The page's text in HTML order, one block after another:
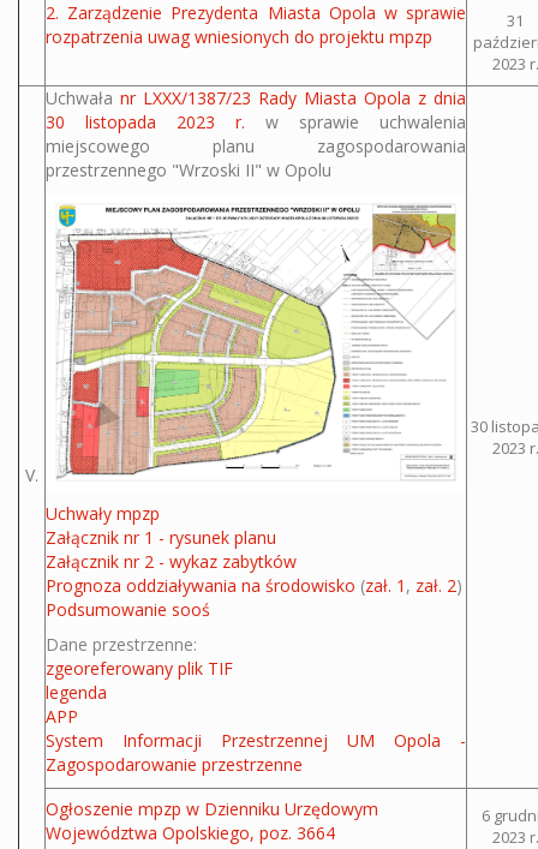
2. Zarządzenie Prezydenta Miasta Opola w sprawie
rozpatrzenia uwag wniesionych do projektu mpzp
31
2023 r.
V.
Uchwała nr LXXX/1387/23 Rady Miasta Opola z dnia
30 listopada 2023 r. w sprawie uchwalenia
miejscowego planu zagospodarowania
przestrzennego "Wrzoski II" w Opolu
Uchwały mpzp
Załącznik nr 1 - rysunek planu
Załącznik nr 2 - wykaz zabytków
Prognoza oddziaływania na środowisko (zał. 1 , zał. 2)
Podsumowanie sooś
Dane przestrzenne:
zgeoreferowany plik TIF
legenda
APP
System Informacji Przestrzennej UM Opola -
Zagospodarowanie przestrzenne
30
2023 r.
Ogłoszenie mpzp w Dzienniku Urzędowym
Województwa Opolskiego, poz. 3664
6
2023 r.